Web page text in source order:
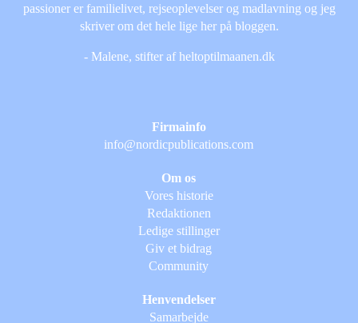
passioner er familielivet, rejseoplevelser og madlavning og jeg
skriver om det hele lige her på bloggen.
- Malene, stifter af heltoptilmaanen.dk
Firmainfo
info@nordicpublications.com
Om os
Vores historie
Redaktionen
Ledige stillinger
Giv et bidrag
Community
Henvendelser
Samarbejde